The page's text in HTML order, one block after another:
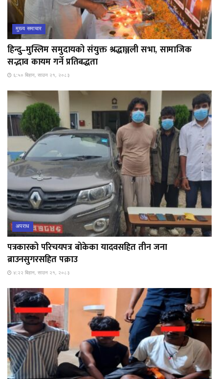
मुख्य समाचार
हिन्दु–मुस्लिम समुदायको संयुक्त श्रद्धाञ्जली सभा, सामाजिक
सद्भाव कायम गर्ने प्रतिबद्धता
६:५० बिहान, साउन २१, २०८३
अपराध
पत्रकारको परिचयपत्र बोकेका यादवसहित तीन जना
ब्राउनसुगरसहित पक्राउ
४:२२ बिहान, साउन २१, २०८३